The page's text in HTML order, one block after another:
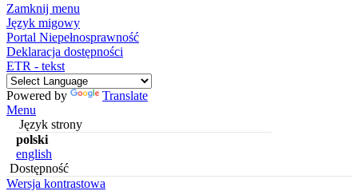
Zamknij menu
Język migowy
Portal Niepełnosprawność
Deklaracja dostępności
ETR - tekst
Powered by
Translate
Menu
Język strony
polski
english
Dostępność
Wersja kontrastowa